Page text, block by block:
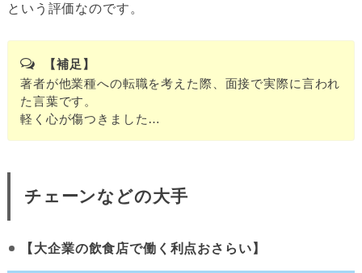
という評価なのです。
【補足】
著者が他業種への転職を考えた際、面接で実際に言われ
た言葉です。
軽く心が傷つきました…
チェーンなどの大手
【大企業の飲食店で働く利点おさらい】